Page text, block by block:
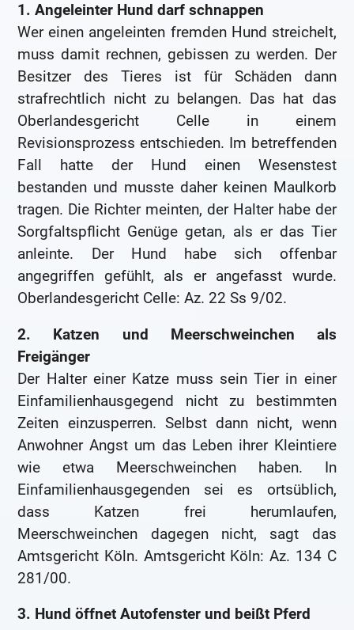
1. Angeleinter Hund darf schnappen
Wer einen angeleinten fremden Hund streichelt,
muss damit rechnen, gebissen zu werden. Der
Besitzer des Tieres ist für Schäden dann
strafrechtlich nicht zu belangen. Das hat das
Oberlandesgericht Celle in einem
Revisionsprozess entschieden. Im betreffenden
Fall hatte der Hund einen Wesenstest
bestanden und musste daher keinen Maulkorb
tragen. Die Richter meinten, der Halter habe der
Sorgfaltspflicht Genüge getan, als er das Tier
anleinte. Der Hund habe sich offenbar
angegriffen gefühlt, als er angefasst wurde.
Oberlandesgericht Celle: Az. 22 Ss 9/02.
2. Katzen und Meerschweinchen als
Freigänger
Der Halter einer Katze muss sein Tier in einer
Einfamilienhausgegend nicht zu bestimmten
Zeiten einzusperren. Selbst dann nicht, wenn
Anwohner Angst um das Leben ihrer Kleintiere
wie etwa Meerschweinchen haben. In
Einfamilienhausgegenden sei es ortsüblich,
dass Katzen frei herumlaufen,
Meerschweinchen dagegen nicht, sagt das
Amtsgericht Köln. Amtsgericht Köln: Az. 134 C
281/00.
3. Hund öffnet Autofenster und beißt Pferd